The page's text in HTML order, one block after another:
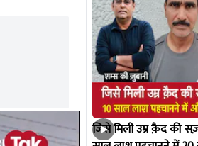
जिसे मिली उम्र क़ैद की